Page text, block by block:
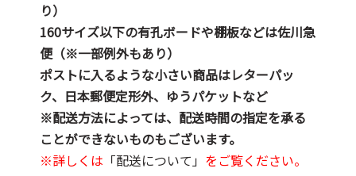
り）
160サイズ以下の有孔ボードや棚板などは佐川急
便（※一部例外もあり）
ポストに入るような小さい商品はレターパッ
ク、日本郵便定形外、ゆうパケットなど
※配送方法によっては、配送時間の指定を承る
ことができないものもございます。
※詳しくは 「配送について」 をご覧ください。